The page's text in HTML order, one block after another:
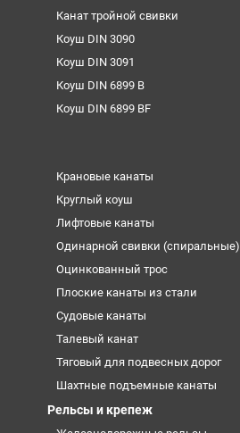
Канат тройной свивки
Коуш DIN 3090
Коуш DIN 3091
Коуш DIN 6899 B
Коуш DIN 6899 BF
Крановые канаты
Круглый коуш
Лифтовые канаты
Одинарной свивки (спиральные)
Оцинкованный трос
Плоские канаты из стали
Судовые канаты
Талевый канат
Тяговый для подвесных дорог
Шахтные подъемные канаты
Рельсы и крепеж